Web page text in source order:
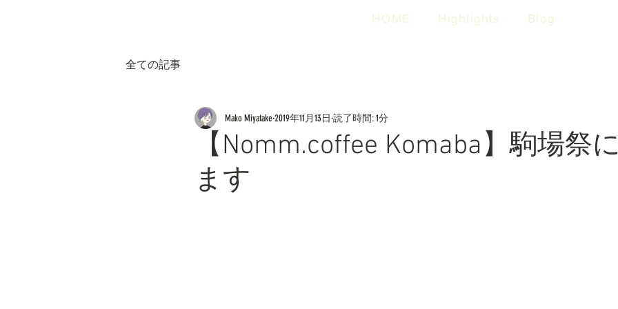
HOME Highlights Blog
全ての記事
【Nomm.coffee Komaba】駒場祭
ます
Mako Miyatake 2019年11月13日 読了時間: 1分